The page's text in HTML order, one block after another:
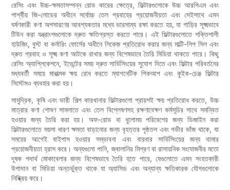
রেসিং এবং উচ্চ-ক্ষমতাসম্পন্ন রোড কারের ক্ষেত্রে, ফিল্টারগুলোকে উচ্চ আরপিএম এবং
পার্শ্বীয় জি-লোডের অধীনে সর্বোচ্চ তেল প্রবাহের প্রয়োজনীয়তা এবং সেইসাথে এমন
ঘর্ষণকারী কণা অপসারণের আবশ্যকতার মধ্যে ভারসাম্য রক্ষা করতে হয়, যা গাড়ির সূক্ষ্মভাবে
টিউন করা যন্ত্রাংশগুলোকে দ্রুত ক্ষতিগ্রস্ত করতে পারে। এই ফিল্টারগুলোতে শক্তিশালী
হাউজিং, বুস্ট বা কর্নারিং ফোর্সের অধীনে লিকেজ প্রতিরোধ করার জন্য মাল্টি-লিপ সিল এবং
দ্রুত প্রবাহ ও সূক্ষ্ম কণা আটকে রাখার জন্য বিশেষভাবে তৈরি মিডিয়া থাকতে পারে। কিছু
রেসিং অ্যাপ্লিকেশনে, ইভেন্টের সময় দ্রুত সার্ভিসিংয়ের সুযোগ দিতে এবং ফিল্টার পরিবর্তনের
মধ্যবর্তী সময়ে মারাত্মক ক্ষয় রোধ করতে ম্যাগনেটিক পিকআপ এবং কুইক-চেঞ্জ ফিল্টার
সিস্টেমও ব্যবহার করা হয়।
সামুদ্রিক, কৃষি এবং ভারী শিল্প কারখানার ফিল্টারগুলো প্রায়শই ক্ষয় প্রতিরোধ করতে, উচ্চ
মাত্রার কণা শোষণ সামলাতে এবং তেল বিশ্লেষণসহ রক্ষণাবেক্ষণ কর্মসূচির সাথে সমন্বিত
হওয়ার জন্য তৈরি করা হয়। অফ-রোড বা ধুলোময় পরিবেশের জন্য ডিজাইন করা
ফিল্টারগুলোতে ময়লা ধারণ ক্ষমতা বাড়ানোর জন্য বৃহত্তর পৃষ্ঠতল এবং গভীর ভাঁজ থাকে, যা
সময়ের আগেই বাইপাস হওয়ার সম্ভাবনা এবং বারবার সার্ভিসিংয়ের জন্য থামার
প্রয়োজনীয়তা হ্রাস করে। অন্যগুলো পানি, জ্বালানির মিশ্রণ বা রাসায়নিক সংযোজনীর মতো
দূষক পদার্থ মোকাবেলার জন্য বিশেষভাবে তৈরি হতে পারে, যেগুলোতে এমন সংহতকারী
উপাদান বা মিডিয়া অন্তর্ভুক্ত থাকে যা অ্যাসিড এবং অন্যান্য ক্ষতিকারক যৌগগুলোকে
নিষ্ক্রিয় করে।